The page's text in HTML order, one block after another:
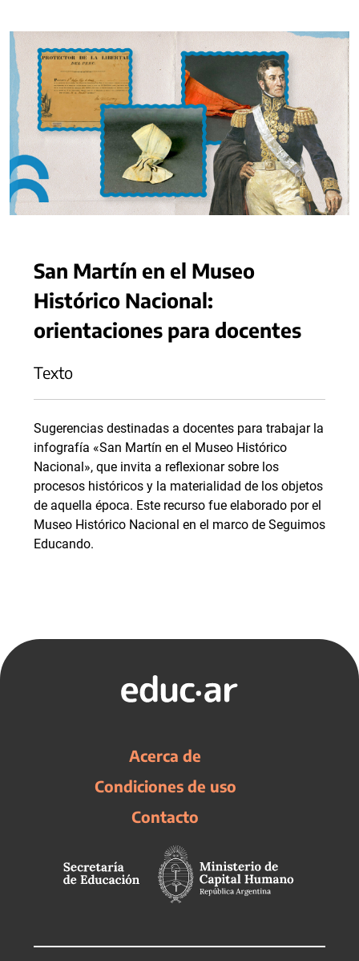
San Martín en el Museo
Histórico Nacional:
orientaciones para docentes
Texto
Sugerencias destinadas a docentes para trabajar la
infografía «San Martín en el Museo Histórico
Nacional», que invita a reflexionar sobre los
procesos históricos y la materialidad de los objetos
de aquella época. Este recurso fue elaborado por el
Museo Histórico Nacional en el marco de Seguimos
Educando.
Acerca de
Condiciones de uso
Contacto